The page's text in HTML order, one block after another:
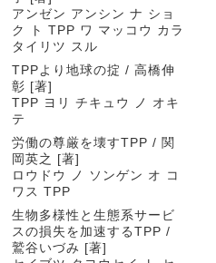
アンゼン アンシン ナ ショ
ク ト TPP ワ マッコウ カラ
タイリツ スル
TPPより地球の掟 / 高橋伸
彰 [著]
TPP ヨリ チキュウ ノ オキ
テ
労働の尊厳を壊すTPP / 関
岡英之 [著]
ロウドウ ノ ソンゲン オ コ
ワス TPP
生物多様性と生態系サービ
スの損失を加速するTPP /
鷲谷いづみ [著]